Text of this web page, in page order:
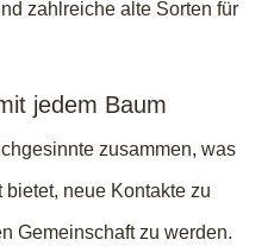
zahlreiche alte Sorten für
jedem Baum
zusammen, was
neue Kontakte zu
Gemeinschaft zu werden.